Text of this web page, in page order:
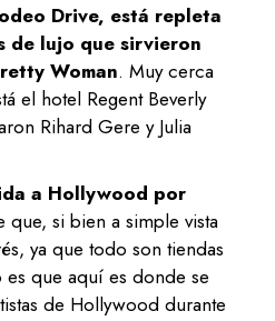
Drive, está repleta
de lujo que sirvieron
Woman. Muy cerca
el hotel Regent Beverly
Rihard Gere y Julia
a Hollywood por
que, si bien a simple vista
ya que todo son tiendas
que aquí es donde se
de Hollywood durante